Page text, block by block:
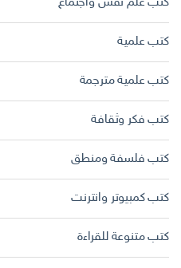
كتب علمية
كتب علمية مترجمة
كتب فكر وثقافة
كتب فلسفة ومنطق
كتب كمبيوتر وانترنت
كتب متنوعة للقراءة